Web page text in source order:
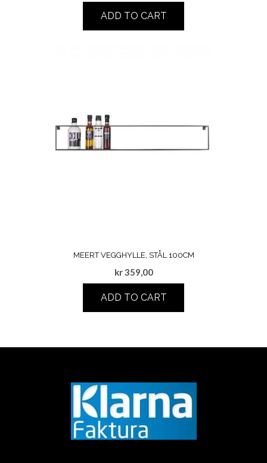
ADD TO CART
MEERT VEGGHYLLE, STÅL 100CM
kr359,00
ADD TO CART